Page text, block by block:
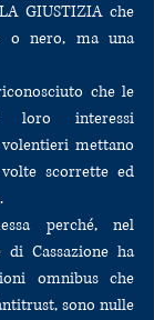
GIUSTIZIA che
o nero, ma una
che le
interessi
mettano
scorrette ed
perché, nel
Cassazione ha
omnibus che
sono nulle